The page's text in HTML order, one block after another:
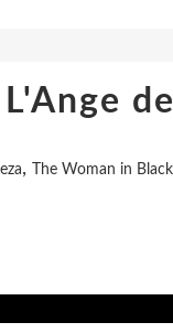
,
The Woman in